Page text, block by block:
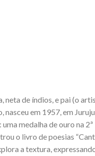
neta de índios, e pai (o
em 1957, em
medalha de ouro na
o livro de poesias
a textura,